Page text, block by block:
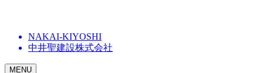
NAKAI-KIYOSHI
中井聖建設株式会社
MENU